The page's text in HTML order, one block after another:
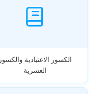
الكسور الاعتيادية والكسور
العشرية